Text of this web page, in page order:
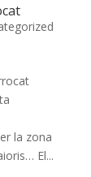
la zona
El...